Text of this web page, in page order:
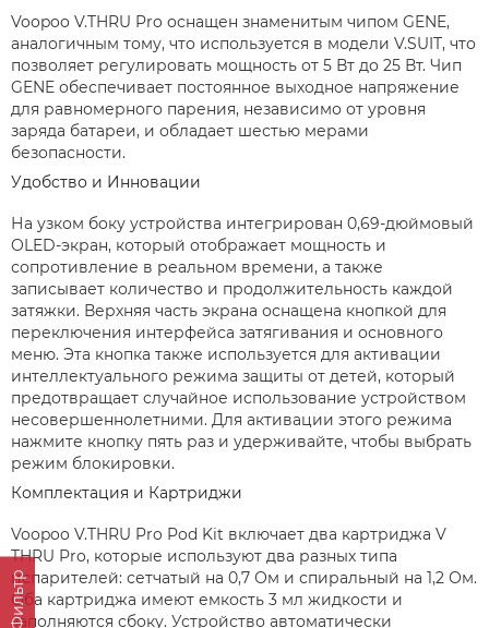
Фильтр
Voopoo V.THRU Pro оснащен знаменитым чипом GENE,
аналогичным тому, что используется в модели V.SUIT, что
позволяет регулировать мощность от 5 Вт до 25 Вт. Чип
GENE обеспечивает постоянное выходное напряжение
для равномерного парения, независимо от уровня
заряда батареи, и обладает шестью мерами
безопасности.
Удобство и Инновации
На узком боку устройства интегрирован 0,69-дюймовый
OLED-экран, который отображает мощность и
сопротивление в реальном времени, а также
записывает количество и продолжительность каждой
затяжки. Верхняя часть экрана оснащена кнопкой для
переключения интерфейса затягивания и основного
меню. Эта кнопка также используется для активации
интеллектуального режима защиты от детей, который
предотвращает случайное использование устройством
несовершеннолетними. Для активации этого режима
нажмите кнопку пять раз и удерживайте, чтобы выбрать
режим блокировки.
Комплектация и Картриджи
Voopoo V.THRU Pro Pod Kit включает два картриджа V
THRU Pro, которые используют два разных типа
испарителей: сетчатый на 0,7 Ом и спиральный на 1,2 Ом.
Оба картриджа имеют емкость 3 мл жидкости и
заполняются сбоку. Устройство автоматически